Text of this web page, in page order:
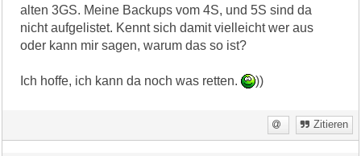
alten 3GS. Meine Backups vom 4S, und 5S sind da
nicht aufgelistet. Kennt sich damit vielleicht wer aus
oder kann mir sagen, warum das so ist?
Ich hoffe, ich kann da noch was retten. ))
Zitieren